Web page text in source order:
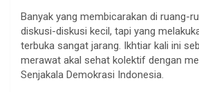
Banyak yang membicarakan di ruang-
diskusi-diskusi kecil, tapi yang
terbuka sangat jarang. Ikhtiar kali ini
merawat akal sehat kolektif dengan
Senjakala Demokrasi Indonesia.